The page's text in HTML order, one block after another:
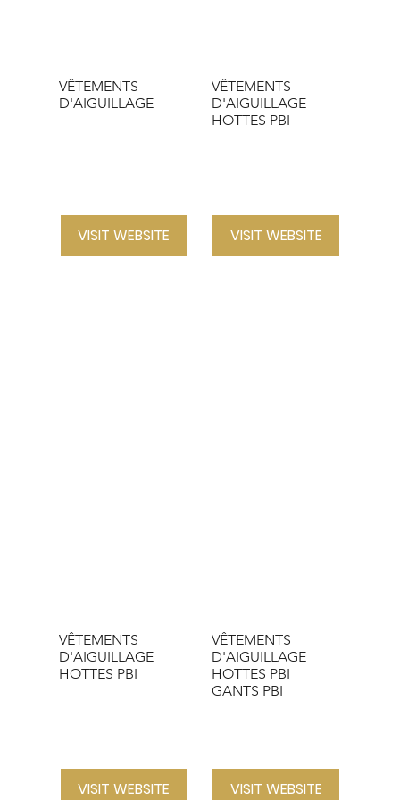
VÊTEMENTS
D'AIGUILLAGE
VISIT WEBSITE
VÊTEMENTS
D'AIGUILLAGE
HOTTES PBI
VISIT WEBSITE
VÊTEMENTS
D'AIGUILLAGE
HOTTES PBI
VISIT WEBSITE
VÊTEMENTS
D'AIGUILLAGE
HOTTES PBI
GANTS PBI
VISIT WEBSITE